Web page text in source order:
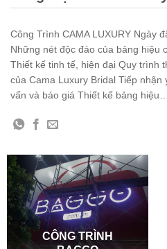
Công Trình CAMA LUXURY Ngày
Những nét độc đáo của bảng hiệu
Thiết kế tinh tế, hiện đại Quy trình
của Cama Luxury Bridal Tiếp
vấn và báo giá Thiết kế bảng hiệu…
CÔNG TRÌNH